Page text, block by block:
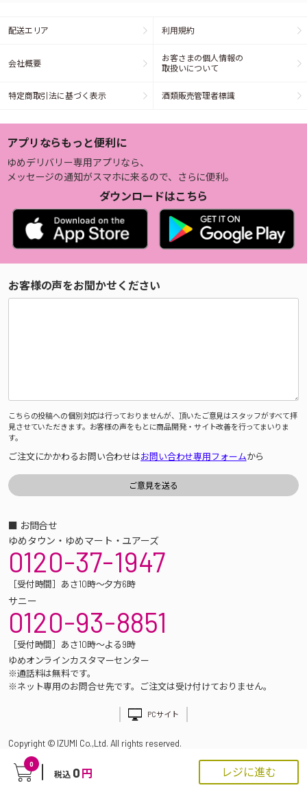
0
税込 0 円 レジに進む
配送エリア 利用規約
会社概要
お客さまの個人情報の
取扱いについて
特定商取引法に基づく表示 酒類販売管理者標識
アプリならもっと便利に
ゆめデリバリー専用アプリなら、
メッセージの通知がスマホに来るので、さらに便利。
ダウンロードはこちら
お客様の声をお聞かせください
こちらの投稿への個別対応は行っておりませんが、頂いたご意見はスタッフがすべて拝
見させていただきます。お客様の声をもとに商品開発・サイト改善を行ってまいりま
す。
ご注文にかかわるお問い合わせはお問い合わせ専用フォームから
■ お問合せ
ゆめタウン・ゆめマート・ユアーズ
0120-37-1947
［受付時間］あさ10時～夕方6時
サニー
0120-93-8851
［受付時間］あさ10時～よる9時
ゆめオンラインカスタマーセンター
※通話料は無料です。
※ネット専用のお問合せ先です。ご注文は受け付けておりません。
PCサイト
Copyright © IZUMI Co.,Ltd. All rights reserved.